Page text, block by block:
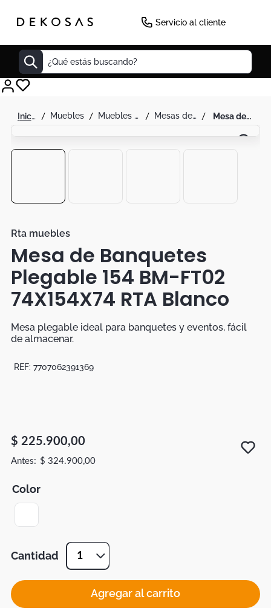
Servicio al cliente
¿Qué estás buscando?
muebles muebles para exterior mesas de exterior mesa de banquetes plegable 154 bm-ft02 74x154x74 rta blanco
Rta muebles
Mesa de Banquetes
Plegable 154 BM-FT02
74X154X74 RTA Blanco
Mesa plegable ideal para banquetes y eventos, fácil
de almacenar.
REF: 7707062391369
$ 225.900,00
$ 324.900,00
Color
Cantidad 1
Agregar al carrito
Decoracion
Sillas
Duvet
Botas
Dko